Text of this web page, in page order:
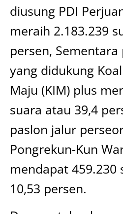
diusung PDI
meraih 2.183.239
persen, Sementara
yang didukung
Maju (KIM) plus
suara atau 39,4
paslon jalur
Pongrekun-Kun
mendapat 459.230
10,53 persen.